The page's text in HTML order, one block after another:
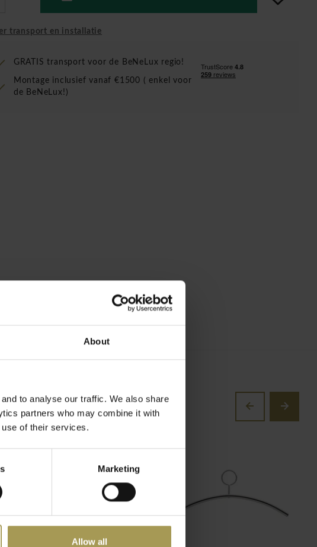
About
to analyse our traffic. We also share
partners who may combine it with
use of their services.
Marketing
Allow all
transport en installatie
GRATIS transport voor de BeNeLux regio!
Montage inclusief vanaf €1500 ( enkel voor
de BeNeLux!)